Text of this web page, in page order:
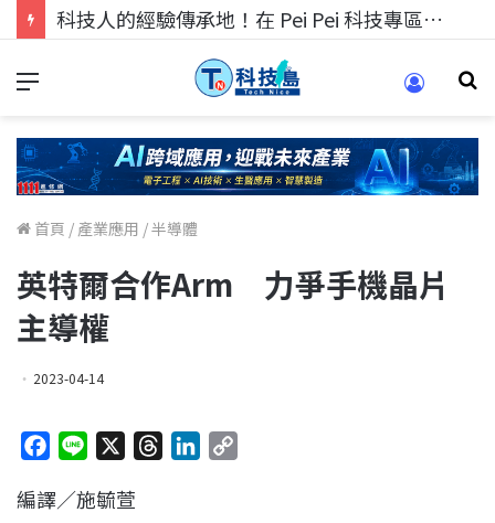
科技人找工作，就到TECH+ 科技專區!
首頁 / 產業應用 /半導體
英特爾合作Arm 力爭手機晶片
主導權
2023-04-14
c
n
編譯／施毓萱